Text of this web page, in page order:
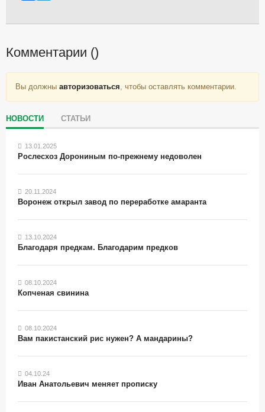
Комментарии ()
Вы должны авторизоваться , чтобы оставлять комментарии.
НОВОСТИ СТАТЬИ
13.01.2025
Рослесхоз Дорониным по-прежнему недоволен
20.11.2024
Воронеж открыл завод по переработке амаранта
13.10.2024
Благодаря предкам. Благодарим предков
08.10.2024
Копченая свинина
08.10.2024
Вам пакистанский рис нужен? А мандарины?
04.10.24
Иван Анатольевич меняет прописку